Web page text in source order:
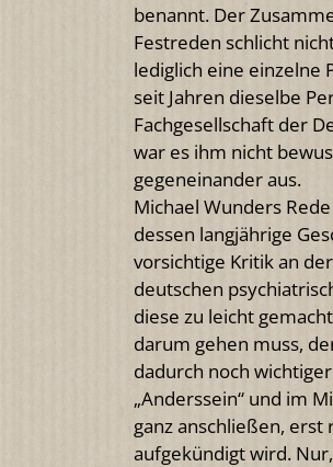
benannt. Der
Festreden schlicht
lediglich eine einzelne
seit Jahren dieselbe
Fachgesellschaft der
war es ihm nicht
gegeneinander aus.
Michael Wunders
dessen langjährige
vorsichtige Kritik an
deutschen
diese zu leicht
darum gehen muss,
dadurch noch
„Anderssein“ und im
ganz anschließen,
aufgekündigt wird.